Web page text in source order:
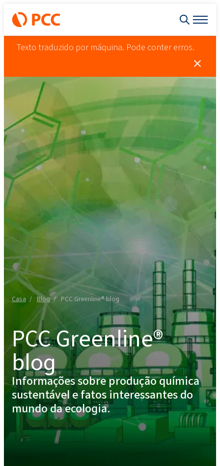
Texto traduzido por máquina. Pode conter erros.
Casa Blog PCC Greenline® blog
PCC Greenline®
blog
Informações sobre produção química
sustentável e fatos interessantes do
mundo da ecologia.